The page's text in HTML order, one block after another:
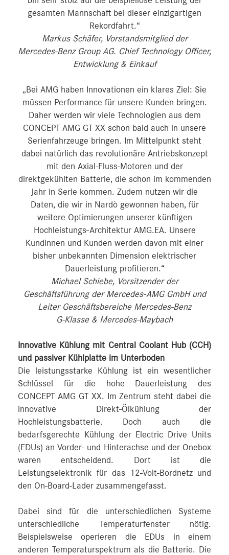
gesamten Mannschaft bei dieser einzigartigen
Rekordfahrt.“
Markus Schäfer, Vorstandsmitglied der
Mercedes‑Benz Group AG. Chief Technology Officer,
Entwicklung & Einkauf
„Bei AMG haben Innovationen ein klares Ziel: Sie
müssen Performance für unsere Kunden bringen.
Daher werden wir viele Technologien aus dem
CONCEPT AMG GT XX schon bald auch in unsere
Serienfahrzeuge bringen. Im Mittelpunkt steht
dabei natürlich das revolutionäre Antriebskonzept
mit den Axial-Fluss-Motoren und der
direktgekühlten Batterie, die schon im kommenden
Jahr in Serie kommen. Zudem nutzen wir die
Daten, die wir in Nardò gewonnen haben, für
weitere Optimierungen unserer künftigen
Hochleistungs-Architektur AMG.EA. Unsere
Kundinnen und Kunden werden davon mit einer
bisher unbekannten Dimension elektrischer
Dauerleistung profitieren.“
Michael Schiebe, Vorsitzender der
Geschäftsführung der Mercedes‑AMG GmbH und
Leiter Geschäftsbereiche Mercedes‑Benz
G‑Klasse & Mercedes‑Maybach
Innovative Kühlung mit Central Coolant Hub (CCH)
und passiver Kühlplatte im Unterboden
Die leistungsstarke Kühlung ist ein wesentlicher
Schlüssel für die hohe Dauerleistung des
CONCEPT AMG GT XX. Im Zentrum steht dabei die
innovative Direkt-Ölkühlung der
Hochleistungsbatterie. Doch auch die
bedarfsgerechte Kühlung der Electric Drive Units
(EDUs) an Vorder- und Hinterachse und der Onebox
waren entscheidend. Dort ist die
Leistungselektronik für das 12‑Volt-Bordnetz und
den On-Board-Lader zusammengefasst.
Dabei sind für die unterschiedlichen Systeme
unterschiedliche Temperaturfenster nötig.
Beispielsweise operieren die EDUs in einem
anderen Temperaturspektrum als die Batterie. Die